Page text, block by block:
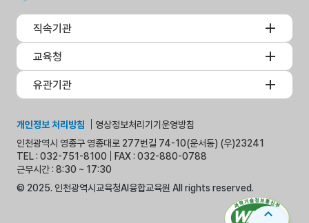
expand_less
직속기관
교육청
유관기관
개인정보 처리방침
영상정보처리기기운영방침
인천광역시 영종구 영종대로 277번길 74-10(운서동) (우)23241
TEL : 032-751-8100
FAX : 032-880-0788
근무시간 : 8:30 ~ 17:30
© 2025. 인천광역시교육청AI융합교육원 All rights reserved.